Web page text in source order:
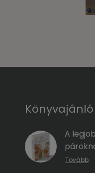
Könyvajánló
A
Tovább